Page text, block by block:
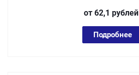
от 62,1 рублей
Подробнее